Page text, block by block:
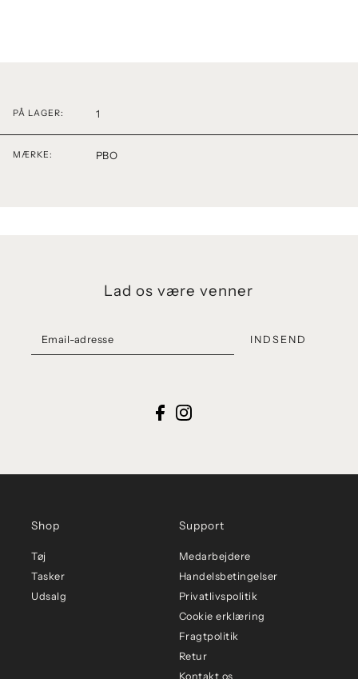
PÅ LAGER: 1
MÆRKE: PBO
Shop
Tøj
Tasker
Udsalg
Support
Medarbejdere
Handelsbetingelser
Privatlivspolitik
Cookie erklæring
Fragtpolitik
Retur
Kontakt os
Lad os være venner
INDSEND